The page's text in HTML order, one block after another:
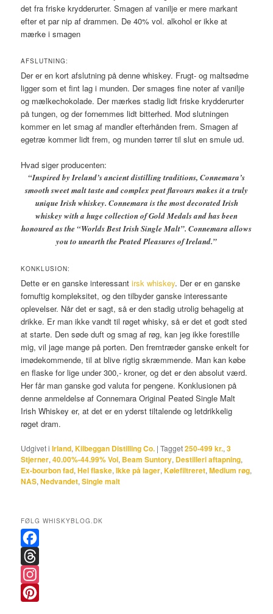
det fra friske krydderurter. Smagen af vanilje er mere markant
efter et par nip af drammen. De 40% vol. alkohol er ikke at
mærke i smagen
AFSLUTNING:
Der er en kort afslutning på denne whiskey. Frugt- og maltsødme
ligger som et fint lag i munden. Der smages fine noter af vanilje
og mælkechokolade. Der mærkes stadig lidt friske krydderurter
på tungen, og der fornemmes lidt bitterhed. Mod slutningen
kommer en let smag af mandler efterhånden frem. Smagen af
egetræ kommer lidt frem, og munden tørrer til slut en smule ud.
Hvad siger producenten:
“Inspired by Ireland’s ancient distilling traditions, Connemara’s
smooth sweet malt taste and complex peat flavours makes it a truly
unique Irish whiskey. Connemara is the most decorated Irish
whiskey with a huge collection of Gold Medals and has been
honoured as the “Worlds Best Irish Single Malt”. Connemara allows
you to unearth the Peated Pleasures of Ireland.”
KONKLUSION:
Dette er en ganske interessantirsk whiskey. Der er en ganske
fornuftig kompleksitet, og den tilbyder ganske interessante
oplevelser. Når det er sagt, så er den stadig utrolig behagelig at
drikke. Er man ikke vandt til røget whisky, så er det et godt sted
at starte. Den søde duft og smag af røg, kan jeg ikke forestille
mig, vil jage mange på porten. Den fremtræder ganske enkelt for
imødekommende, til at blive rigtig skræmmende. Man kan købe
en flaske for lige under 300,- kroner, og det er den absolut værd.
Her får man ganske god valuta for pengene. Konklusionen på
denne anmeldelse af Connemara Original Peated Single Malt
Irish Whiskey er, at det er en yderst tiltalende og letdrikkelig
røget dram.
Udgivet i Irland,Kilbeggan Distilling Co. |Tagget250-499 kr.,3
Stjerner,40.00%-44.99% Vol, Beam Suntory, Destilleri aftapning,
Ex-bourbon fad,Hel flaske,Ikke på lager,Kølefiltreret,Medium røg,
NAS,Nedvandet,Single malt
FØLG WHISKYBLOG.DK
F
a
c
T
h
I